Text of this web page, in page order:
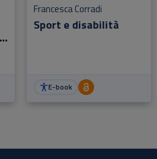
Sport e disabilità
Francesca Corradi
E-book